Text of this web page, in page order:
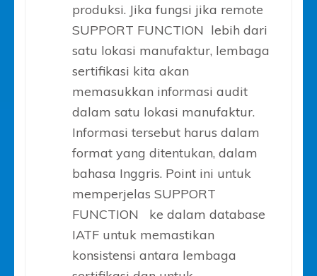
produksi. Jika fungsi jika remote
SUPPORT FUNCTION lebih dari
satu lokasi manufaktur, lembaga
sertifikasi kita akan
memasukkan informasi audit
dalam satu lokasi manufaktur.
Informasi tersebut harus dalam
format yang ditentukan, dalam
bahasa Inggris. Point ini untuk
memperjelas SUPPORT
FUNCTION ke dalam database
IATF untuk memastikan
konsistensi antara lembaga